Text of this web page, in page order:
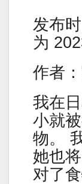
发布
为
作者
我在
小就
物。
她也
对了食